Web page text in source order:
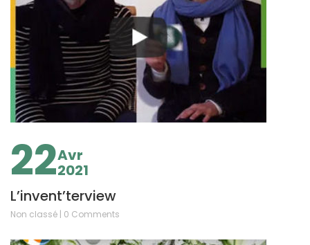
22Avr
2021
L’invent’terview
Non classé | 0 Comments